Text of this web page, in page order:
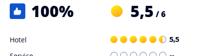
100% 5,5 / 6
Hotel 5,5